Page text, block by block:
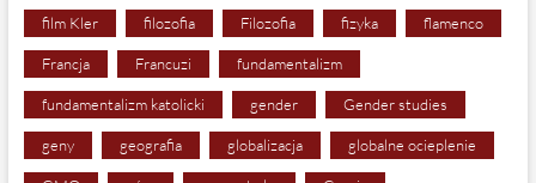
film Kler filozofia Filozofia fizyka flamenco
Francja Francuzi fundamentalizm
fundamentalizm katolicki gender Gender studies
geny geografia globalizacja globalne ocieplenie